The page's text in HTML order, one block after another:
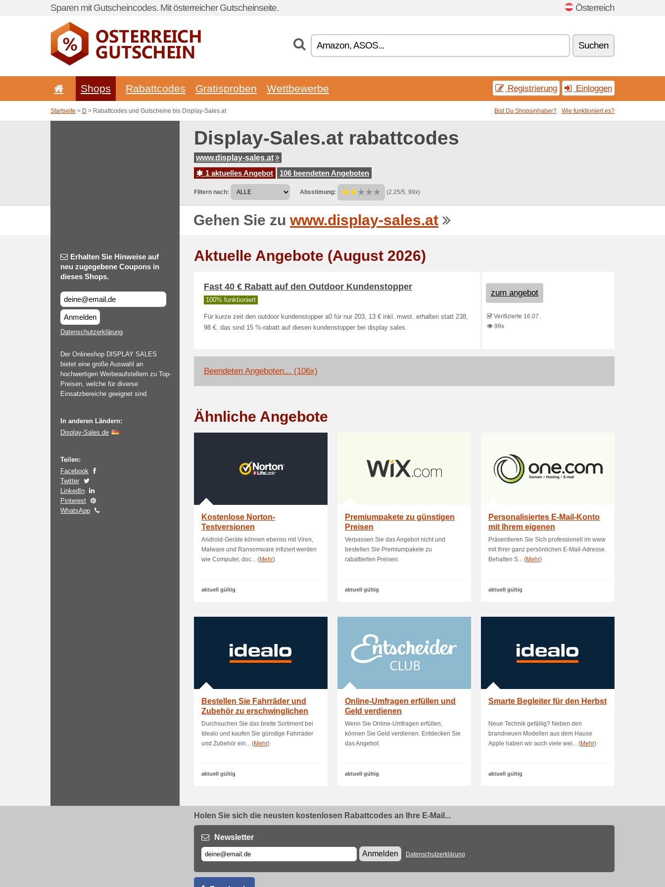
Sparen mit Gutscheincodes. Mit österreicher Gutscheinseite. Österreich
Suchen
Shops Rabattcodes Gratisproben Wettbewerbe Registrierung Einloggen
Startseite > D > Rabattcodes und Gutscheine bis Display-Sales.at Bist Du Shopsinhaber? Wie funktioniert es?
Display-Sales.at rabattcodes
www.display-sales.at
1 aktuelles Angebot
106 beendeten Angeboten
Filtern nach: Absstimung: (2.25/5, 99x)
Gehen Sie zu www.display-sales.at
Erhalten Sie Hinweise auf
neu zugegebene Coupons in
dieses Shops.
Anmelden
Datenschutzerklärung
Der Onlineshop DISPLAY SALES
bietet eine große Auswahl an
hochwertigen Werbeaufstellern zu Top-
Preisen, welche für diverse
Einsatzbereiche geeignet sind.
In anderen Ländern:
Display-Sales.de
Teilen:
Facebook
Twitter
LinkedIn
Pinterest
WhatsApp
Aktuelle Angebote (August 2026)
Fast 40 € Rabatt auf den Outdoor Kundenstopper
100% funktioniert
Für kurze zeit den outdoor kundenstopper a0 für nur 203, 13 € inkl. mwst. erhalten statt 238,
98 €. das sind 15 %-rabatt auf diesen kundenstopper bei display sales.
zum angebot
Verifizierte 16.07.
99x
Beendeten Angeboten... (106x)
Ähnliche Angebote
Kostenlose Norton-
Testversionen
Android-Geräte können ebenso mit Viren,
Malware und Ransomware infiziert werden
wie Computer, doc... (Mehr)
aktuell gültig
Premiumpakete zu günstigen
Preisen
Verpassen Sie das Angebot nicht und
bestellen Sie Premiumpakete zu
rabattierten Preisen.
aktuell gültig
Personalisiertes E-Mail-Konto
mit Ihrem eigenen
Domainnamen!
Präsentieren Sie Sich professionell im www
mit Ihrer ganz persönlichen E-Mail-Adresse.
Behalten S... (Mehr)
aktuell gültig
Bestellen Sie Fahrräder und
Zubehör zu erschwinglichen
Preis
Durchsuchen Sie das breite Sortiment bei
Idealo und kaufen Sie günstige Fahrräder
und Zubehör ein... (Mehr)
aktuell gültig
Online-Umfragen erfüllen und
Geld verdienen
Wenn Sie Online-Umfragen erfüllen,
können Sie Geld verdienen. Entdecken Sie
das Angebot.
aktuell gültig
Smarte Begleiter für den Herbst
Neue Technik gefällig? Neben den
brandneuen Modellen aus dem Hause
Apple haben wir auch viele wei... (Mehr)
aktuell gültig
Holen Sie sich die neusten kostenlosen Rabattcodes an Ihre E-Mail...
Newsletter
Anmelden
Datenschutzerklärung